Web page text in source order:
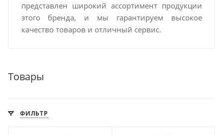
представлен широкий ассортимент продукции
этого бренда, и мы гарантируем высокое
качество товаров и отличный сервис.
Товары
ФИЛЬТР